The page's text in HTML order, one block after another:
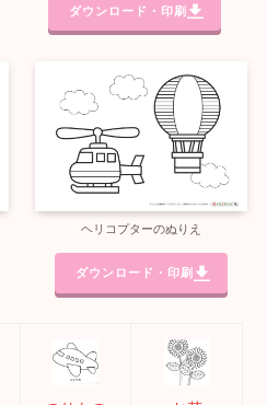
ダウンロード・印刷
ヘリコプターのぬりえ
ダウンロード・印刷